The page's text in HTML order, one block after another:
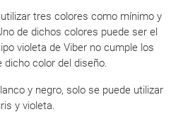
tres colores como mínimo y
de dichos colores puede ser el
violeta de Viber no cumple los
dicho color del diseño.
y negro, solo se puede utilizar
y violeta.